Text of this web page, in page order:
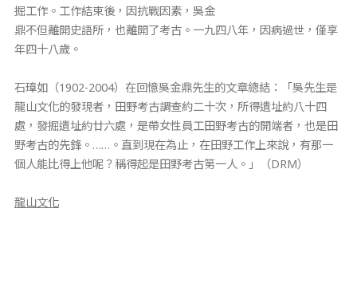
掘工作。工作結束後，因抗戰因素，吳金
鼎不但離開史語所，也離開了考古。一九四八年，因病過世，僅享
年四十八歲。
石璋如（1902-2004）在回憶吳金鼎先生的文章總結：「吳先生是
龍山文化的發現者，田野考古調查約二十次，所得遺址約八十四
處，發掘遺址約廿六處，是帶女性員工田野考古的開端者，也是田
野考古的先鋒。……。直到現在為止，在田野工作上來說，有那一
個人能比得上他呢？稱得起是田野考古第一人。」（DRM）
龍山文化